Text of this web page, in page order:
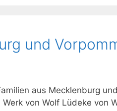
und
aus Mecklenburg
von Wolf Lüdeke von